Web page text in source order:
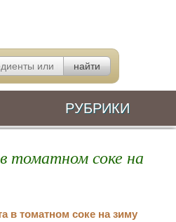
РУБРИКИ
томатном соке на